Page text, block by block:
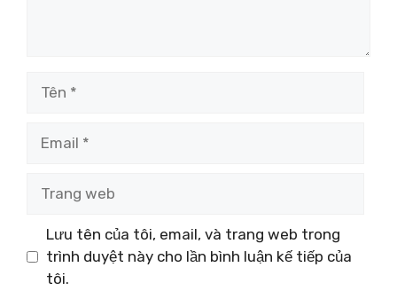
web
Lưu tên của tôi, email, và trang web trong
trình duyệt này cho lần bình luận kế tiếp của
tôi.